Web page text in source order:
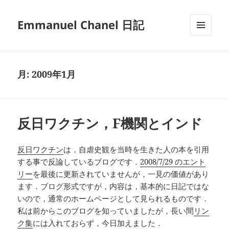
Emmanuel Chanel 日記
月:2009年1月
反日ワクチン，F機関とインド
反日ワクチンは，自虐史観を当時を生きた人の本を引用
する事で反論しているブログです．2008/7/29 のエント
リーを最後に更新されていませんが，一見の価値があり
ます．ブログ形式ですが，内容は，基本的に日記ではな
いので，通常のホームページとして見られるものです．
私は前からこのブログを知っていましたが，長い間 リン
ク集には入れておらず，今日加えました．